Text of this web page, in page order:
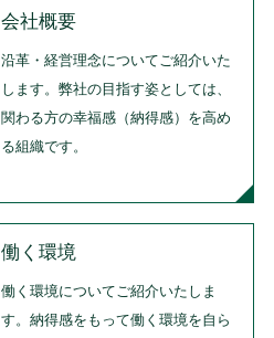
会社概要
沿革・経営理念についてご紹介いた
します。弊社の目指す姿としては、
関わる方の幸福感（納得感）を高め
る組織です。
働く環境
働く環境についてご紹介いたしま
す。納得感をもって働く環境を自ら